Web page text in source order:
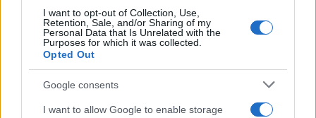
I want to opt-out of Collection, Use,
Retention, Sale, and/or Sharing of my
Personal Data that Is Unrelated with the
Purposes for which it was collected.
Opted Out
Google consents
I want to allow Google to enable storage
egészségügyi problémái miatt eltiltották a lovaglástól,
verseket kezdett írni példaképe, Heine stílusában, de
ezeket titokban tartotta, s inkább azért érdekesek, mert –
akár egy naplóból – megismerhetők belőlük gondolatai.
Fia, Rudolf trónörökös 1889-ben Mayerlingben elkövetett